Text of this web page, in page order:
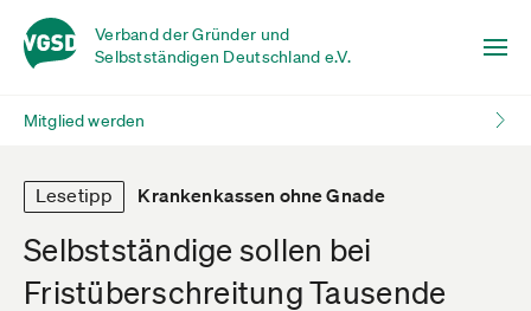
Verband der Gründer und
Selbstständigen Deutschland e.V.
Mitglied werden
Lesetipp Krankenkassen ohne Gnade
Selbstständige sollen bei
Fristüberschreitung Tausende